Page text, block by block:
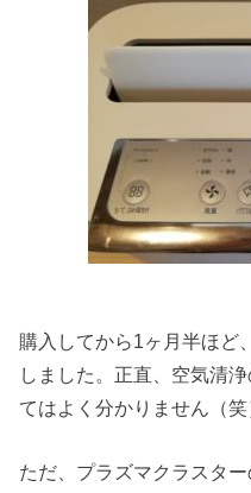
購入してから1ヶ月半ほど、
しました。正直、空気清
てはよく分かりません（笑
ただ、プラズマクラスタ